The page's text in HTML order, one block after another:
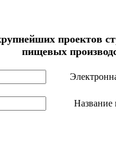
проектов
пищевых
Название